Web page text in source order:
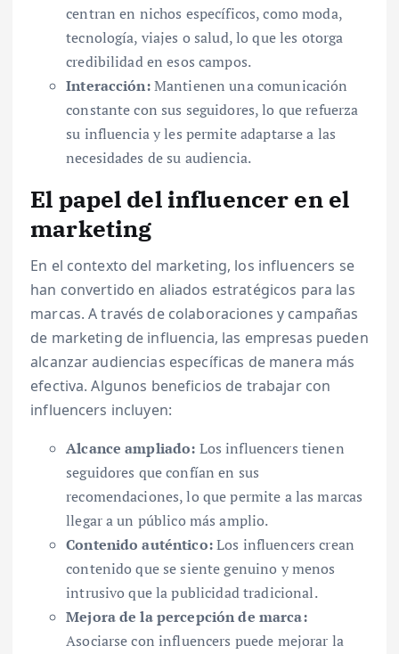
centran en nichos específicos, como moda,
tecnología, viajes o salud, lo que les otorga
credibilidad en esos campos.
Interacción:Mantienen una comunicación
constante con sus seguidores, lo que refuerza
su influencia y les permite adaptarse a las
necesidades de su audiencia.
El papel del influencer en el
marketing
En el contexto del marketing, los influencers se
han convertido en aliados estratégicos para las
marcas. A través de colaboraciones y campañas
de marketing de influencia, las empresas pueden
alcanzar audiencias específicas de manera más
efectiva. Algunos beneficios de trabajar con
influencers incluyen:
Alcance ampliado: Los influencers tienen
seguidores que confían en sus
recomendaciones, lo que permite a las marcas
llegar a un público más amplio.
Contenido auténtico:Los influencers crean
contenido que se siente genuino y menos
intrusivo que la publicidad tradicional.
Mejora de la percepción de marca:
Asociarse con influencers puede mejorar la